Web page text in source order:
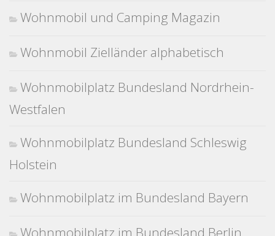
Wohnmobil und Camping Magazin
Wohnmobil Zielländer alphabetisch
Wohnmobilplatz Bundesland Nordrhein-
Westfalen
Wohnmobilplatz Bundesland Schleswig
Holstein
Wohnmobilplatz im Bundesland Bayern
Wohnmobilplatz im Bundesland Berlin